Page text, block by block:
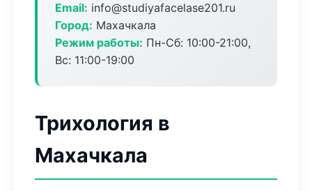
Email: info@studiyafacelase201.ru
Город: Махачкала
Режим работы: Пн-Сб: 10:00-21:00,
Вс: 11:00-19:00
Трихология в
Махачкала